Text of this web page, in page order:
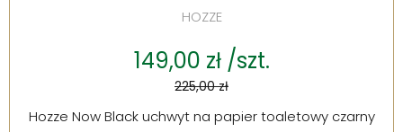
HOZZE
149,00 zł /szt.
225,00 zł
Hozze Now Black uchwyt na papier toaletowy czarny